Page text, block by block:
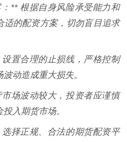
** 根据自身风险承受能力和
适的配资方案，切勿盲目追求
置合理的止损线，严格控制
动造成重大损失。
场波动较大，投资者应谨慎
入期货市场。
择正规、合法的期货配资平